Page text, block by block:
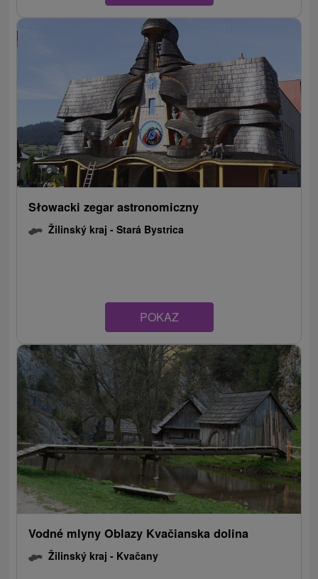
Słowacki zegar astronomiczny
Žilinský kraj -Stará Bystrica
POKAZ
Vodné mlyny Oblazy Kvačianska dolina
Žilinský kraj - Kvačany